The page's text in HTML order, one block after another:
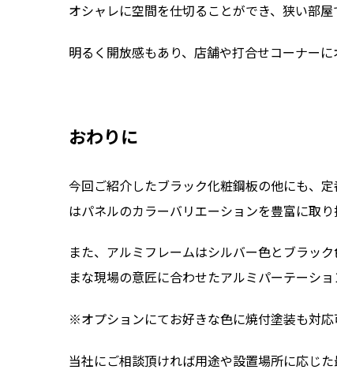
オシャレに空間を仕切ることができ、狭い部
明るく開放感もあり、店舗や打合せコーナーに
おわりに
今回ご紹介したブラック化粧鋼板の他にも、
はパネルのカラーバリエーションを豊富に取り
また、アルミフレームはシルバー色とブラッ
まな現場の意匠に合わせたアルミパーテーショ
※オプションにてお好きな色に焼付塗装も対応
当社にご相談頂ければ用途や設置場所に応じ